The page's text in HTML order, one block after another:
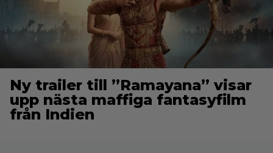
Ny trailer till ”Ramayana” visar
upp nästa maffiga fantasyfilm
från Indien